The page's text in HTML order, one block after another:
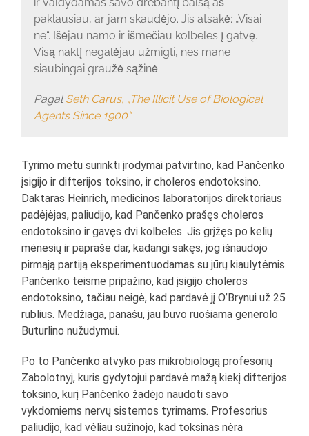
paklausiau, ar jam skaudėjo. Jis atsakė: „Visai
ne“. Išėjau namo ir išmečiau kolbeles į gatvę.
Visą naktį negalėjau užmigti, nes mane
siaubingai graužė sąžinė.
Pagal Seth Carus, „The Illicit Use of Biological
Agents Since 1900“
Tyrimo metu surinkti įrodymai patvirtino, kad Pančenko
įsigijo ir difterijos toksino, ir choleros endotoksino.
Daktaras Heinrich, medicinos laboratorijos direktoriaus
padėjėjas, paliudijo, kad Pančenko prašęs choleros
endotoksino ir gavęs dvi kolbeles. Jis grįžęs po kelių
mėnesių ir paprašė dar, kadangi sakęs, jog išnaudojo
pirmąją partiją eksperimentuodamas su jūrų kiaulytėmis.
Pančenko teisme pripažino, kad įsigijo choleros
endotoksino, tačiau neigė, kad pardavė jį O’Brynui už 25
rublius. Medžiaga, panašu, jau buvo ruošiama generolo
Buturlino nužudymui.
Po to Pančenko atvyko pas mikrobiologą profesorių
Zabolotnyj, kuris gydytojui pardavė mažą kiekį difterijos
toksino, kurį Pančenko žadėjo naudoti savo
vykdomiems nervų sistemos tyrimams. Profesorius
paliudijo, kad vėliau sužinojo, kad toksinas nėra